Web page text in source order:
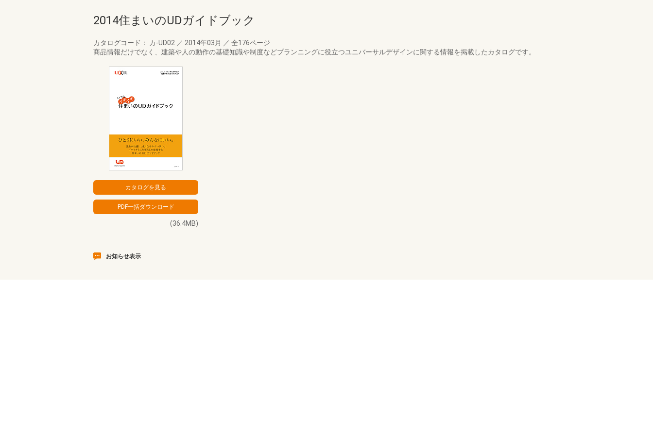
2014住まいのUDガイドブック
カタログコード： カ-UD02 ／ 2014年03月 ／ 全176ページ
商品情報だけでなく、建築や人の動作の基礎知識や制度などプランニングに役立つユニバーサルデザインに関する情報を掲載したカタログです。
(36.4MB)
お知らせ表示